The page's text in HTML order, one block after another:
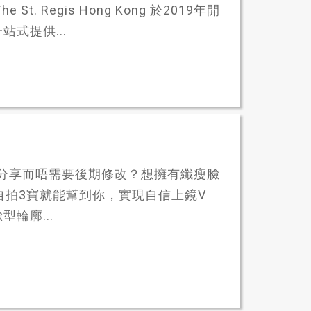
St. Regis Hong Kong 於2019年開
式提供...
享而唔需要後期修改？想擁有纖瘦臉
3寶就能幫到你，實現自信上鏡V
輪廓...